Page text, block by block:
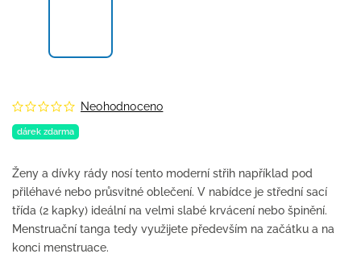
dárek zdarma
Neohodnoceno
Ženy a dívky rády nosí tento moderní střih například pod
přiléhavé nebo průsvitné oblečení. V nabídce je střední sací
třída (2 kapky) ideální na velmi slabé krvácení nebo špinění.
Menstruační tanga tedy využijete především na začátku a na
konci menstruace.